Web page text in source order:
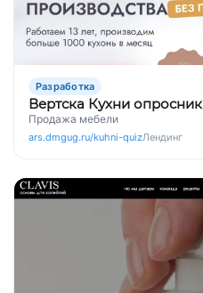
Разработка
Вертска Кухни опросник
Продажа мебели
ars.dmgug.ru/kuhni-quizЛендинг